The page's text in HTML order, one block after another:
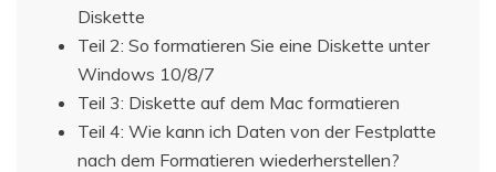
Diskette
Teil 2: So formatieren Sie eine Diskette unter
Windows 10/8/7
Teil 3: Diskette auf dem Mac formatieren
Teil 4: Wie kann ich Daten von der Festplatte
nach dem Formatieren wiederherstellen?